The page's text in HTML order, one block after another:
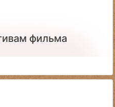
фильма